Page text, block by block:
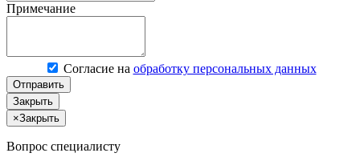
Примечание
Согласие на обработку персональных данных
Отправить
Закрыть
×Закрыть
Вопрос специалисту